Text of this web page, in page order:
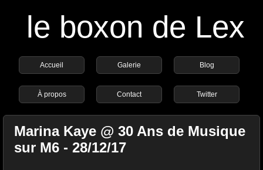
le boxon de Lex
Accueil Galerie Blog
À propos Contact Twitter
Marina Kaye @ 30 Ans de Musique
sur M6 - 28/12/17